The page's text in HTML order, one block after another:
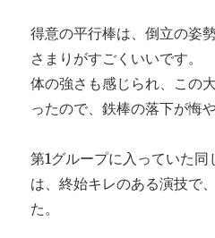
得意の平行棒は、倒立の姿
さまりがすごくいいです。
体の強さも感じられ、この
ったので、鉄棒の落下が悔
第1グループに入っていた
は、終始キレのある演技で
た。